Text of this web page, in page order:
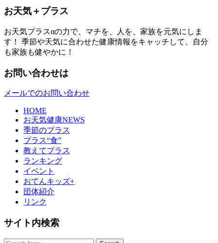
お天気＋プラス
お天気プラスαの力で、マチを、人を、家族を元気にしま
す！ 季節や天気に合わせた健康情報をキャッチして、自分
も家族も健やかに！
お問い合わせは
メールでのお問い合わせ
HOME
お天気健康NEWS
季節のプラス
プラス“食”
教えてプラス
ランキング
イベント
おてんキッズ+
団体紹介
リンク
サイト内検索